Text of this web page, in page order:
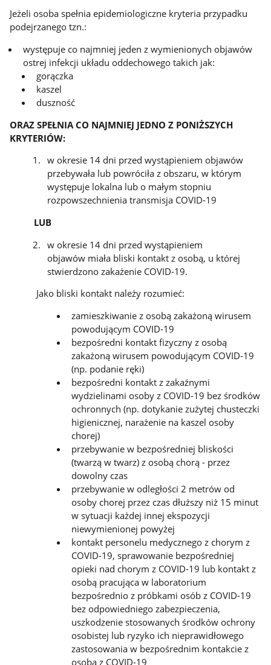
Jeżeli osoba spełnia epidemiologiczne kryteria przypadku
podejrzanego tzn.:
występuje co najmniej jeden z wymienionych objawów
ostrej infekcji układu oddechowego takich jak:
gorączka
kaszel
duszność
ORAZ SPEŁNIA CO NAJMNIEJ JEDNO Z PONIŻSZYCH
KRYTERIÓW:
w okresie 14 dni przed wystąpieniem objawów
przebywała lub powróciła z obszaru, w którym
występuje lokalna lub o małym stopniu
rozpowszechnienia transmisja COVID-19
LUB
w okresie 14 dni przed wystąpieniem
objawów miała bliski kontakt z osobą, u której
stwierdzono zakażenie COVID-19.
Jako bliski kontakt należy rozumieć:
zamieszkiwanie z osobą zakażoną wirusem
powodującym COVID-19
bezpośredni kontakt fizyczny z osobą
zakażoną wirusem powodującym COVID-19
(np. podanie ręki)
bezpośredni kontakt z zakaźnymi
wydzielinami osoby z COVID-19 bez środków
ochronnych (np. dotykanie zużytej chusteczki
higienicznej, narażenie na kaszel osoby
chorej)
przebywanie w bezpośredniej bliskości
(twarzą w twarz) z osobą chorą - przez
dowolny czas
przebywanie w odległości 2 metrów od
osoby chorej przez czas dłuższy niż 15 minut
w sytuacji każdej innej ekspozycji
niewymienionej powyżej
kontakt personelu medycznego z chorym z
COVID-19, sprawowanie bezpośredniej
opieki nad chorym z COVID-19 lub kontakt z
osobą pracująca w laboratorium
bezpośrednio z próbkami osób z COVID-19
bez odpowiedniego zabezpieczenia,
uszkodzenie stosowanych środków ochrony
osobistej lub ryzyko ich nieprawidłowego
zastosowania w bezpośrednim kontakcie z
osobą z COVID-19